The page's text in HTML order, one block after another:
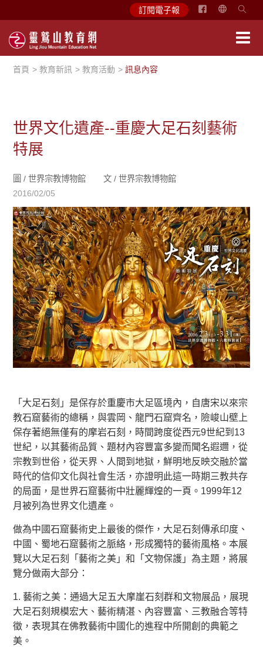
訂閱電子報
简
首頁 教育新訊 教育活動 訊息內容
世界文化遺產--重慶大足石刻藝術
特展
圖 /世界宗教博物館 文 /世界宗教博物館
2016/02/05
「大足石刻」是保存於重慶市大足區境內，自唐宋以來宗
教石窟藝術的總稱，與雲岡、龍門石窟齊名，險峻山壁上
保存著絕無僅有的摩岩石刻，時間跨度從西元9世紀到13
世紀，以其藝術品質、題材內容豐富多變而聞名遐邇，從
宗教到世俗，從天界、人間到地獄，鮮明地反映交融於當
時代的信仰文化與社會生活，亦證明此這一時期三教共存
的局面，是世界石窟藝術中壯麗輝煌的一頁。1999年12
月被列為世界文化遺產。
做為中國石窟藝術史上最後的傑作，大足石刻傳承印度、
中國、蜀地石窟藝術之脈絡，形成獨特的藝術風格。本展
覽以大足石刻「藝術之美」和「文物保護」為主題，將展
覽分做兩大部分：
1. 藝術之美：通過大足五大摩崖石刻群和文物展品，展現
大足石刻規模宏大、藝術精湛、內容豐富、三教融合等特
徵，表現其在佛教藝術中國化的進程中所開創的典範之
美。